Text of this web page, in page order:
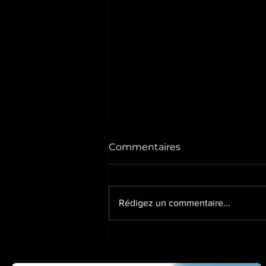
Commentaires
Rédigez un commentaire...